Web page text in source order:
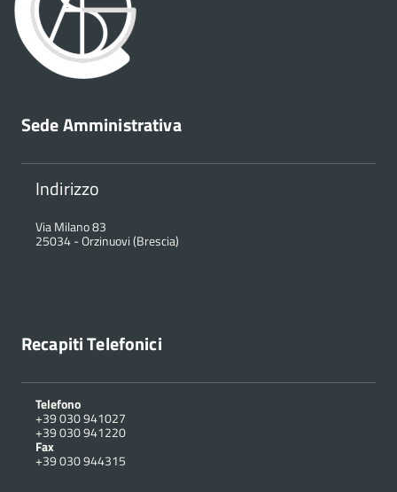
Sede Amministrativa
Indirizzo
Via Milano 83
25034-Orzinuovi (Brescia)
Recapiti Telefonici
Telefono
+39 030 941027
+39 030 941220
Fax
+39 030 944315